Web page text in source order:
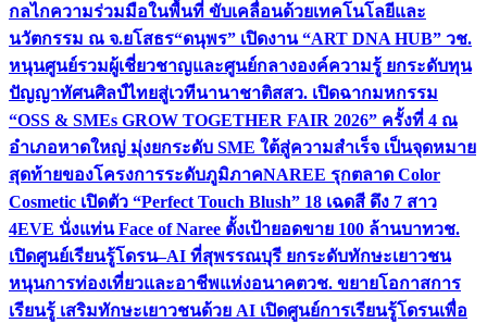
กลไกความร่วมมือในพื้นที่ ขับเคลื่อนด้วยเทคโนโลยีและ
นวัตกรรม ณ จ.ยโสธร“ดนุพร” เปิดงาน “ART DNA HUB” วช.
หนุนศูนย์รวมผู้เชี่ยวชาญและศูนย์กลางองค์ความรู้ ยกระดับทุน
ปัญญาทัศนศิลป์ไทยสู่เวทีนานาชาติสสว. เปิดฉากมหกรรม
“OSS & SMEs GROW TOGETHER FAIR 2026” ครั้งที่ 4 ณ
อำเภอหาดใหญ่ มุ่งยกระดับ SME ใต้สู่ความสำเร็จ เป็นจุดหมาย
สุดท้ายของโครงการระดับภูมิภาคNAREE รุกตลาด Color
Cosmetic เปิดตัว “Perfect Touch Blush” 18 เฉดสี ดึง 7 สาว
4EVE นั่งแท่น Face of Naree ตั้งเป้ายอดขาย 100 ล้านบาทวช.
เปิดศูนย์เรียนรู้โดรน–AI ที่สุพรรณบุรี ยกระดับทักษะเยาวชน
หนุนการท่องเที่ยวและอาชีพแห่งอนาคตวช. ขยายโอกาสการ
เรียนรู้ เสริมทักษะเยาวชนด้วย AI เปิดศูนย์การเรียนรู้โดรนเพื่อ